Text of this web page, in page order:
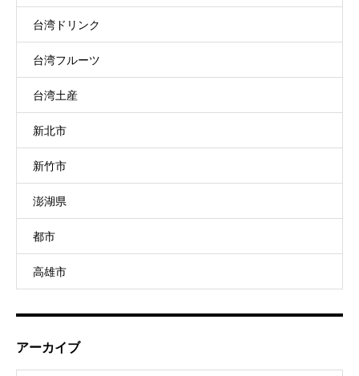
台湾ドリンク
台湾フルーツ
台湾土産
新北市
新竹市
澎湖県
都市
高雄市
アーカイブ